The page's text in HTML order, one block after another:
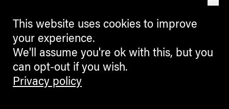
This website uses cookies to improve
your experience.
We'll assume you're ok with this, but you
can opt-out if you wish.
Privacy policy